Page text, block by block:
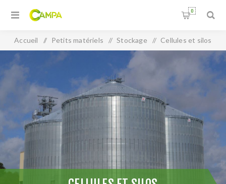
0
Accueil / Petits matériels / Stockage / Cellules et silos